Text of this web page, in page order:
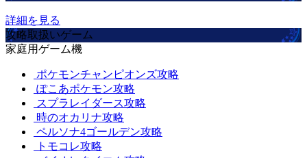
詳細を見る
攻略取扱いゲーム
家庭用ゲーム機
ポケモンチャンピオンズ攻略
ぽこあポケモン攻略
スプラレイダース攻略
時のオカリナ攻略
ペルソナ4ゴールデン攻略
トモコレ攻略